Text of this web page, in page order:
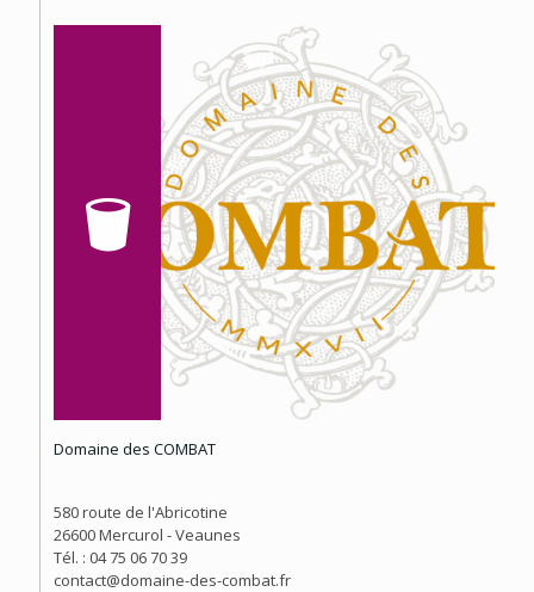
Domaine des COMBAT
580 route de l'Abricotine
26600 Mercurol - Veaunes
Tél. : 04 75 06 70 39
contact@domaine-des-combat.fr